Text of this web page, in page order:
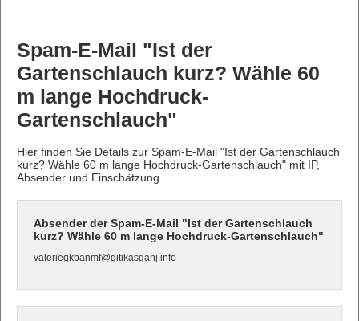
Spam-E-Mail "Ist der
Gartenschlauch kurz? Wähle 60
m lange Hochdruck-
Gartenschlauch"
Hier finden Sie Details zur Spam-E-Mail "Ist der Gartenschlauch
kurz? Wähle 60 m lange Hochdruck-Gartenschlauch" mit IP,
Absender und Einschätzung.
Absender der Spam-E-Mail "Ist der Gartenschlauch
kurz? Wähle 60 m lange Hochdruck-Gartenschlauch"
valeriegkbanmf@gitikasganj.info